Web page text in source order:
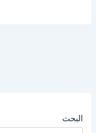
البحث